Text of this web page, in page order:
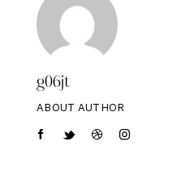
g06jt
ABOUT AUTHOR